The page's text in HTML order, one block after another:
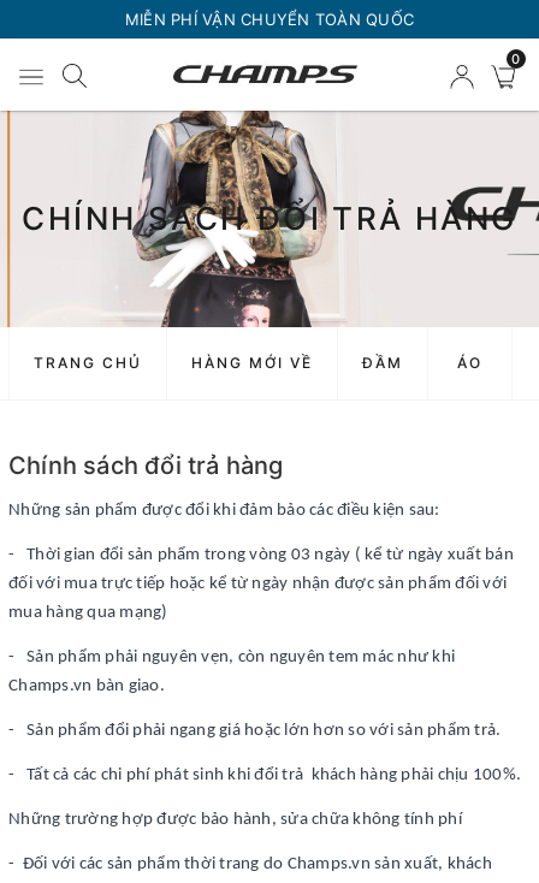
MIỄN PHÍ VẬN CHUYỂN TOÀN QUỐC
0
CHÍNH SÁCH ĐỔI TRẢ HÀNG
TRANG CHỦ HÀNG MỚI VỀ ĐẦM ÁO
Chính sách đổi trả hàng
Những sản phẩm được đổi khi đảm bảo các điều kiện sau:
- Thời gian đổi sản phẩm trong vòng 03 ngày ( kể từ ngày xuất bán
đối với mua trực tiếp hoặc kể từ ngày nhận được sản phẩm đối với
mua hàng qua mạng)
- Sản phẩm phải nguyên vẹn, còn nguyên tem mác như khi
Champs.vn bàn giao.
- Sản phẩm đổi phải ngang giá hoặc lớn hơn so với sản phẩm trả.
- Tất cả các chi phí phát sinh khi đổi trả khách hàng phải chịu 100%.
Những trường hợp được bảo hành, sửa chữa không tính phí
- Đối với các sản phẩm thời trang do Champs.vn sản xuất, khách